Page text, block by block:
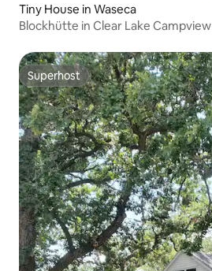
Tiny House in Waseca
Blockhütte in Clear Lake Campview
Superhost
Superhost